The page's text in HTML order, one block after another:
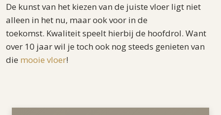
De kunst van het kiezen van de juiste vloer ligt niet
alleen in het nu, maar ook voor in de
toekomst. Kwaliteit speelt hierbij de hoofdrol. Want
over 10 jaar wil je toch ook nog steeds genieten van
die mooie vloer!